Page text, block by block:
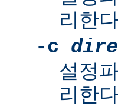
리한
-c
설정
리한